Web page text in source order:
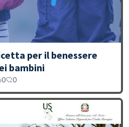
per il benessere
bambini
0 0